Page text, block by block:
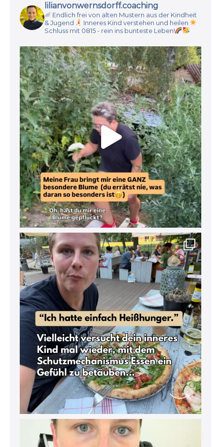
lilianvonwernsdorff.coaching
Endlich frei von alten Mustern aus der Kindheit
& Jugend
Inneres Kind verstehen und heilen
Schluss mit 0815 - rein ins bunteste Leben!